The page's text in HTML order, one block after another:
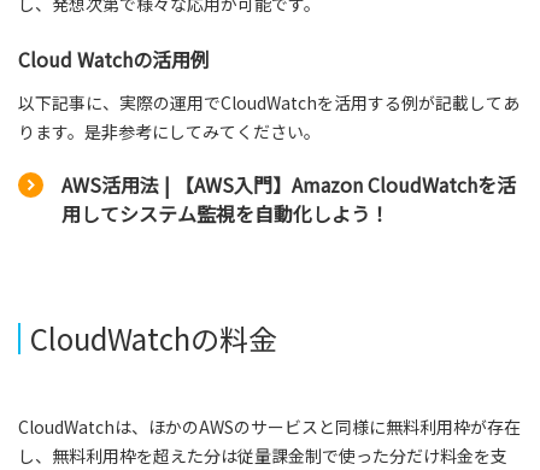
Cloud Watchの活用例
以下記事に、実際の運用でCloudWatchを活用する例が記載してあ
ります。是非参考にしてみてください。
AWS活用法 | 【AWS入門】Amazon CloudWatchを活
用してシステム監視を自動化しよう！
CloudWatchの料金
CloudWatchは、ほかのAWSのサービスと同様に無料利用枠が存在
し、無料利用枠を超えた分は従量課金制で使った分だけ料金を支